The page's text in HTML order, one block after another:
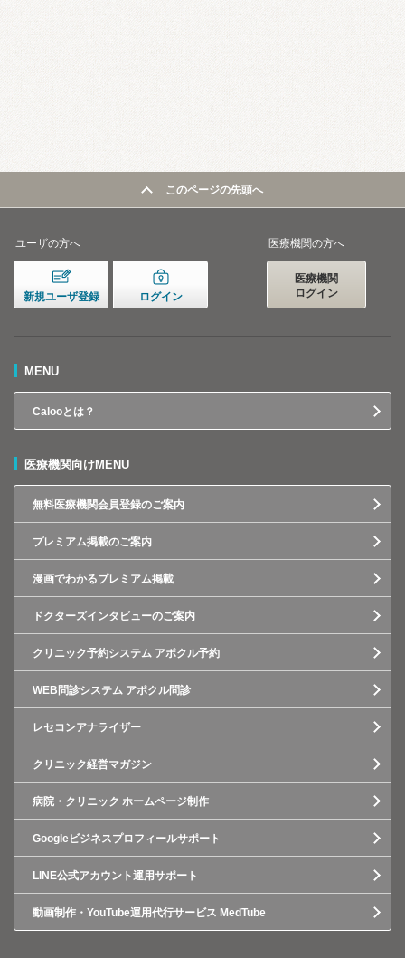
このページの先頭へ
ユーザの方へ
新規ユーザ登録 ログイン
医療機関の方へ
医療機関
ログイン
MENU
Calooとは？
医療機関向けMENU
無料医療機関会員登録のご案内
プレミアム掲載のご案内
漫画でわかるプレミアム掲載
ドクターズインタビューのご案内
クリニック予約システム アポクル予約
WEB問診システム アポクル問診
レセコンアナライザー
クリニック経営マガジン
病院・クリニック ホームページ制作
Googleビジネスプロフィールサポート
LINE公式アカウント運用サポート
動画制作・YouTube運用代行サービス MedTube